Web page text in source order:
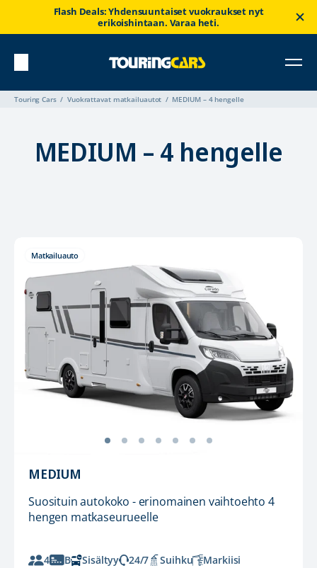
Flash Deals: Yhdensuuntaiset vuokraukset nyt
erikoishintaan. Varaa heti.
Touring Cars Vuokrattavat matkailuautot MEDIUM – 4 hengelle
MEDIUM – 4 hengelle
Matkailuauto
MEDIUM
Suosituin autokoko - erinomainen vaihtoehto 4
hengen matkaseurueelle
4 B Sisältyy 24/7 Suihku
Markiisi